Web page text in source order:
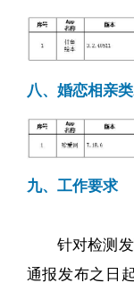
八、婚恋相亲
九、工作要求
针对检测发
通报发布之日